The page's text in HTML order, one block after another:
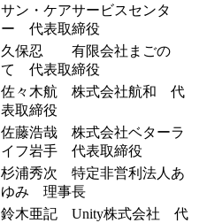
サン・ケアサービスセンタ
ー 代表取締役
久保忍 有限会社まごの
て 代表取締役
佐々木航 株式会社航和 代
表取締役
佐藤浩哉 株式会社ベターラ
イフ岩手 代表取締役
杉浦秀次 特定非営利法人あ
ゆみ 理事長
鈴木亜記 Unity株式会社 代